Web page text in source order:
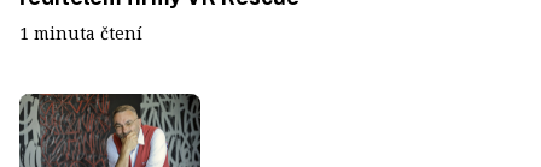
1 minuta čtení